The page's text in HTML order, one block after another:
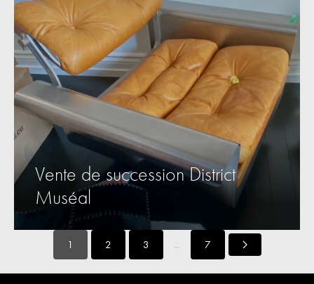
Vente de succession District
Muséal
1 2 3 ... 7